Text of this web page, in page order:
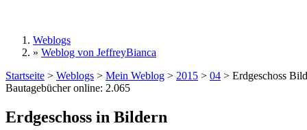
Sie sind hier
Weblogs
» Weblog von JeffreyBianca
Startseite > Weblogs > Mein Weblog > 2015 > 04 > Erdgeschoss
Bautagebücher online: 2.065
Erdgeschoss in Bildern